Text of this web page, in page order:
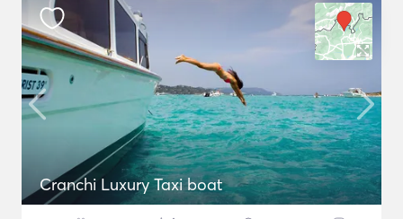
Cranchi Luxury Taxi boat